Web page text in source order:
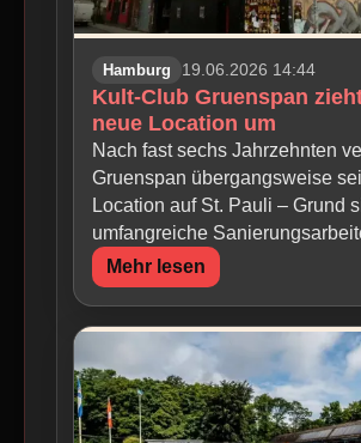
Hamburg 19.06.2026 14:44
Kult-Club Gruenspan
neue Location um
Nach fast sechs Jahrzehnten
Gruenspan übergangsweise
Location auf St. Pauli – Grund
umfangreiche
Mehr lesen